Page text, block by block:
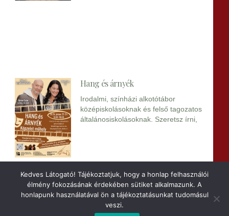
Hang és árnyék
Irodalmi, színházi alkotótábor
középiskolásoknak és felső tagozatos
általánosiskolásoknak. Szeretsz írni,
Kedves Látogató! Tájékoztatjuk, hogy a honlap felhasználói
élmény fokozásának érdekében sütiket alkalmazunk. A
honlapunk használatával ön a tájékoztatásunkat tudomásul
veszi.